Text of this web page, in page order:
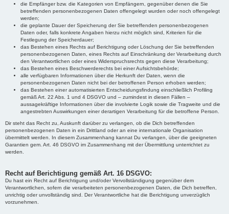
die Empfänger bzw. die Kategorien von Empfängern, gegenüber denen die Sie
betreffenden personenbezogenen Daten offengelegt wurden oder noch offengelegt
werden;
die geplante Dauer der Speicherung der Sie betreffenden personenbezogenen
Daten oder, falls konkrete Angaben hierzu nicht möglich sind, Kriterien für die
Festlegung der Speicherdauer;
das Bestehen eines Rechts auf Berichtigung oder Löschung der Sie betreffenden
personenbezogenen Daten, eines Rechts auf Einschränkung der Verarbeitung durch
den Verantwortlichen oder eines Widerspruchsrechts gegen diese Verarbeitung;
das Bestehen eines Beschwerderechts bei einer Aufsichtsbehörde;
alle verfügbaren Informationen über die Herkunft der Daten, wenn die
personenbezogenen Daten nicht bei der betroffenen Person erhoben werden;
das Bestehen einer automatisierten Entscheidungsfindung einschließlich Profiling
gemäß Art. 22 Abs. 1 und 4 DSGVO und – zumindest in diesen Fällen –
aussagekräftige Informationen über die involvierte Logik sowie die Tragweite und die
angestrebten Auswirkungen einer derartigen Verarbeitung für die betroffene Person.
Dir steht das Recht zu, Auskunft darüber zu verlangen, ob die Dich betreffenden
personenbezogenen Daten in ein Drittland oder an eine internationale Organisation
übermittelt werden. In diesem Zusammenhang kannat Du verlangen, über die geeigneten
Garantien gem. Art. 46 DSGVO im Zusammenhang mit der Übermittlung unterrichtet zu
werden.
Recht auf Berichtigung gemäß Art. 16 DSGVO:
Du hast ein Recht auf Berichtigung und/oder Vervollständigung gegenüber dem
Verantwortlichen, sofern die verarbeiteten personenbezogenen Daten, die Dich betreffen,
unrichtig oder unvollständig sind. Der Verantwortliche hat die Berichtigung unverzüglich
vorzunehmen.